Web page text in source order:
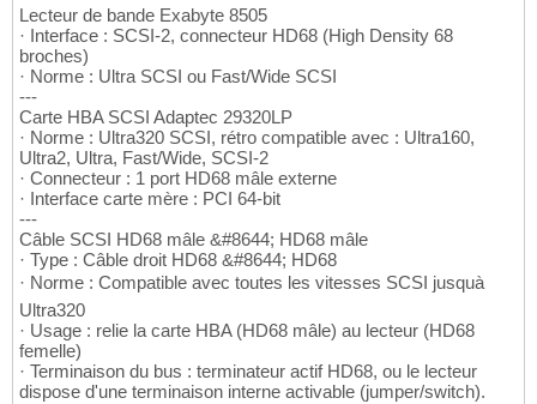
Lecteur de bande Exabyte 8505
· Interface : SCSI-2, connecteur HD68 (High Density 68
broches)
· Norme : Ultra SCSI ou Fast/Wide SCSI
---
Carte HBA SCSI Adaptec 29320LP
· Norme : Ultra320 SCSI, rétro compatible avec : Ultra160,
Ultra2, Ultra, Fast/Wide, SCSI-2
· Connecteur : 1 port HD68 mâle externe
· Interface carte mère : PCI 64-bit
---
Câble SCSI HD68 mâle &#8644; HD68 mâle
· Type : Câble droit HD68 &#8644; HD68
· Norme : Compatible avec toutes les vitesses SCSI jusquà
Ultra320
· Usage : relie la carte HBA (HD68 mâle) au lecteur (HD68
femelle)
· Terminaison du bus : terminateur actif HD68, ou le lecteur
dispose d'une terminaison interne activable (jumper/switch).